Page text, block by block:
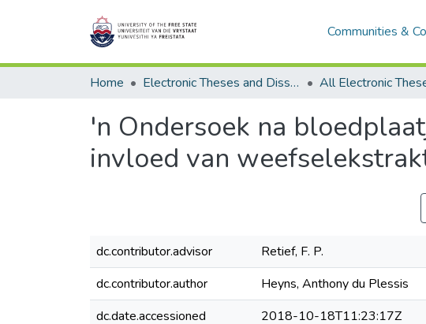
Communities &
Home Electronic Theses and Dissertations
'n Ondersoek na
invloed van
dc.contributor.advisor
Retief, F. P.
dc.contributor.author
Heyns, Anthony du Plessis
dc.date.accessioned
2018-10-18T11:23:17Z